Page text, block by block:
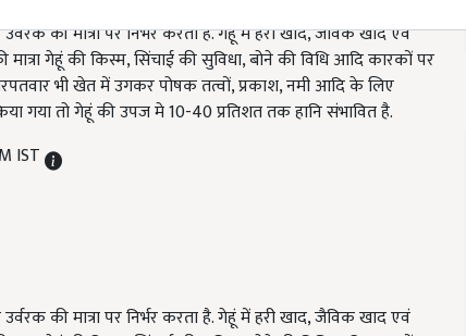
की मात्रा पर निर्भर करता है. गेहूं में हरी खाद, जैविक खाद एवं
गेहूं की किस्म, सिंचाई की सुविधा, बोने की विधि आदि कारकों पर
भी खेत में उगकर पोषक तत्वों, प्रकाश, नमी आदि के लिए
गया तो गेहूं की उपज मे 10-40 प्रतिशत तक हानि संभावित है.
IST
की मात्रा पर निर्भर करता है. गेहूं में हरी खाद, जैविक खाद एवं